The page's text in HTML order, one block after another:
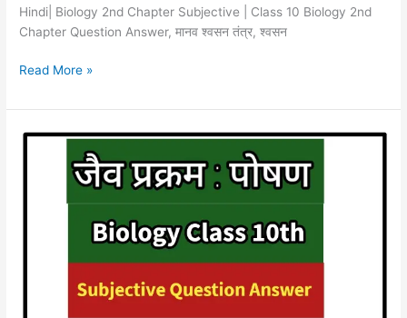
Hindi| Biology 2nd Chapter Subjective | Class 10 Biology 2nd
Chapter Question Answer, मानव श्वसन तंत्र, श्वसन
Read More »
कक्षा